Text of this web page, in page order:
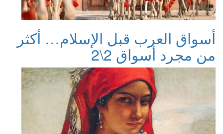
أسواق العرب قبل الإسلام… أكثر
من مجرد أسواق 2\2